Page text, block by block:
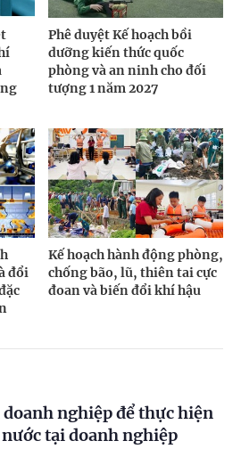
Phê duyệt Kế hoạch bồi
dưỡng kiến thức quốc
phòng và an ninh cho đối
tượng 1 năm 2027
đổi
Kế hoạch hành động phòng,
chống bão, lũ, thiên tai cực
đoan và biến đổi khí hậu
nghiệp để thực hiện
tại doanh nghiệp